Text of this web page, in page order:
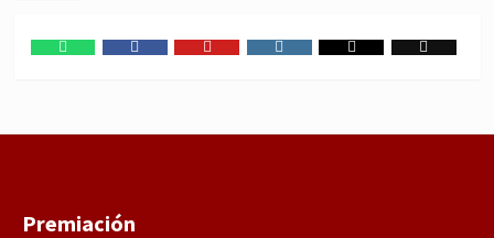
Premiación